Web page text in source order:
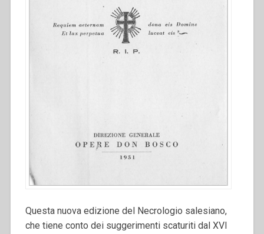
Questa nuova edizione del Necrologio salesiano,
che tiene conto dei suggerimenti scaturiti dal XVI